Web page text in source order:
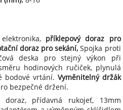
příklepový doraz pro
doraz pro sekání, Spojka proti
deska pro stejný výkon při
hodinových ručiček, plynulá
bodové vrtání. Vyměnitelný držák
bezpečné držení.
doraz, přídavná rukojeť, 13mm